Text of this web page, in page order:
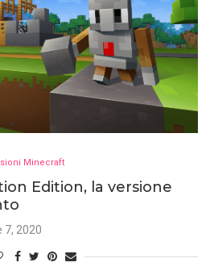
Minecraft
Edition, la versione
7, 2020